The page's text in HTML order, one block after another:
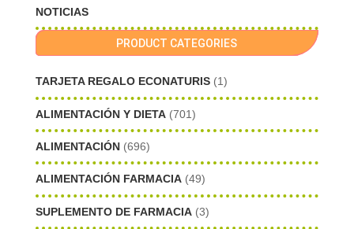
NOTICIAS
PRODUCT CATEGORIES
TARJETA REGALO ECONATURIS (1)
ALIMENTACIÓN Y DIETA (701)
ALIMENTACIÓN (696)
ALIMENTACIÓN FARMACIA (49)
SUPLEMENTO DE FARMACIA (3)